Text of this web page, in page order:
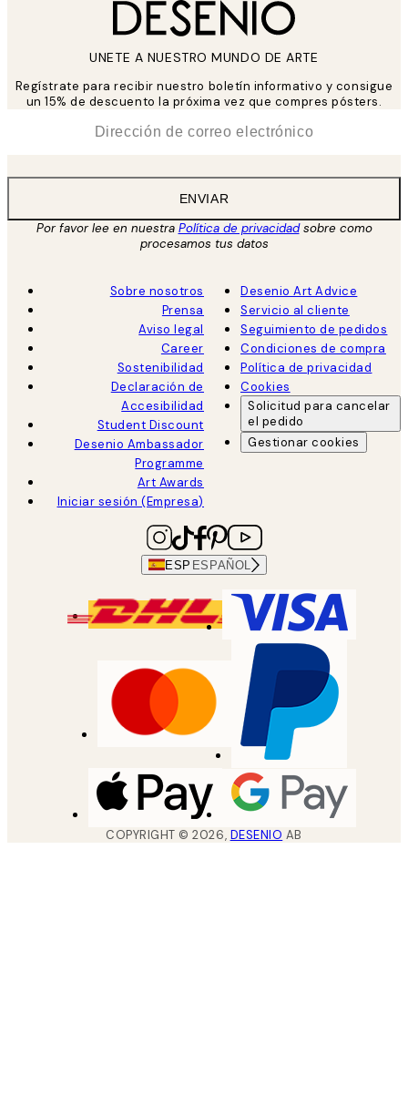
UNETE A NUESTRO MUNDO DE ARTE
Regístrate para recibir nuestro boletín informativo y consigue
un 15% de descuento la próxima vez que compres pósters.
ENVIAR
Por favor lee en nuestra Política de privacidadsobre como
procesamos tus datos
Sobre nosotros
Prensa
Aviso legal
Career
Sostenibilidad
Declaración de
Accesibilidad
Student Discount
Desenio Ambassador
Programme
Art Awards
Iniciar sesión (Empresa)
Desenio Art Advice
Servicio al cliente
Seguimiento de pedidos
Condiciones de compra
Política de privacidad
Cookies
Solicitud para cancelar
el pedido
Gestionar cookies
ESP ESPAÑOL
COPYRIGHT ©2026, DESENIO AB